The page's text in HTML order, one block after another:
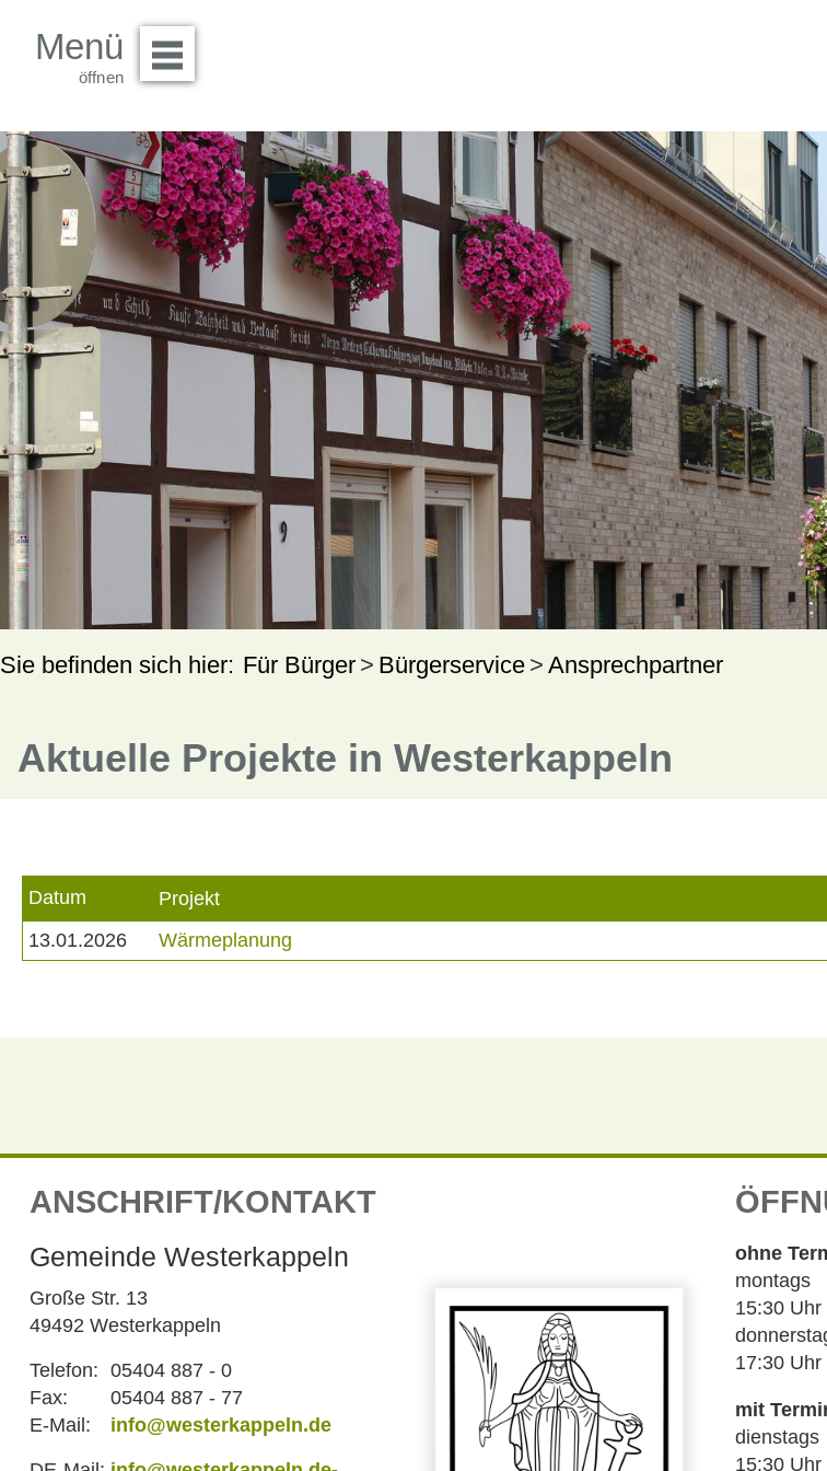
Menü
Für Bürger Bürgerservice Ansprechpartner
Aktuelle Projekte in Westerkappeln
Datum
Projekt
13.01.2026
Wärmeplanung
ANSCHRIFT/KONTAKT
Gemeinde Westerkappeln
Große Str. 13
49492 Westerkappeln
Telefon: 05404 887 - 0
Fax:
05404 887 - 77
E-Mail:
info@westerkappeln.de
ohne
montags
15:30 Uhr
17:30 Uhr
mit
15:30 Uhr